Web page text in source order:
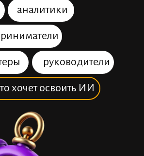
аналитики
руководители
хочет освоить ИИ